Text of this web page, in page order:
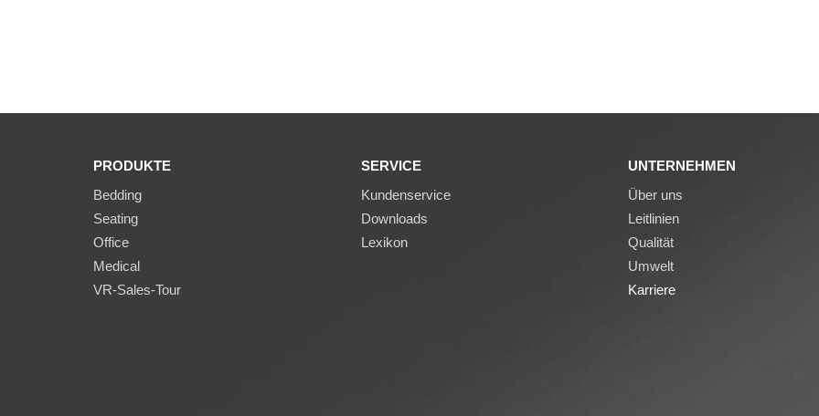
PRODUKTE
Bedding
Seating
Office
Medical
VR-Sales-Tour
SERVICE
Kundenservice
Downloads
Lexikon
UNTERNEHMEN
Über uns
Leitlinien
Qualität
Umwelt
Karriere